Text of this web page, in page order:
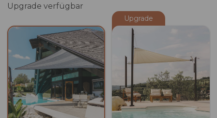
Upgrade verfügbar
Upgrade